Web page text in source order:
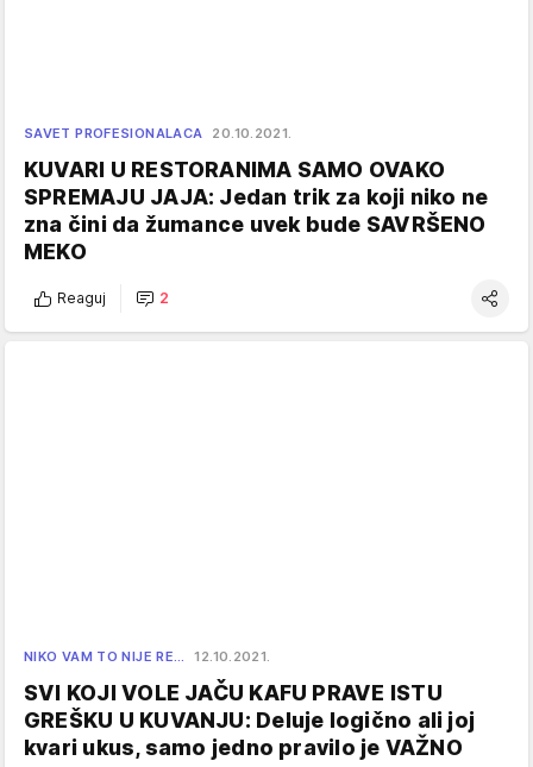
SAVET PROFESIONALACA 20.10.2021.
KUVARI U RESTORANIMA SAMO OVAKO
SPREMAJU JAJA: Jedan trik za koji niko ne
zna čini da žumance uvek bude SAVRŠENO
MEKO
Reaguj 2
NIKO VAM TO NIJE RE… 12.10.2021.
SVI KOJI VOLE JAČU KAFU PRAVE ISTU
GREŠKU U KUVANJU: Deluje logično ali joj
kvari ukus, samo jedno pravilo je VAŽNO